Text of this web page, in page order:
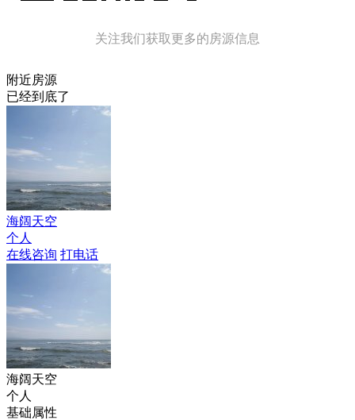
关注我们获取更多的房源信息
附近房源
已经到底了
海阔天空
个人
在线咨询 打电话
海阔天空
个人
基础属性